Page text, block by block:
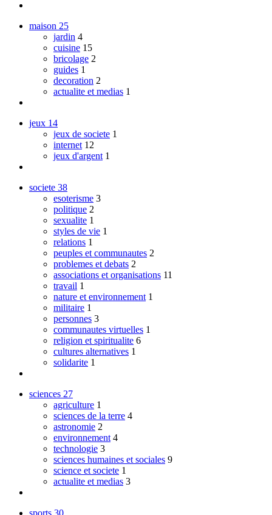
maison 25
jardin 4
cuisine 15
bricolage 2
guides 1
decoration 2
actualite et medias 1
jeux 14
jeux de societe 1
internet 12
jeux d'argent 1
societe 38
esoterisme 3
politique 2
sexualite 1
styles de vie 1
relations 1
peuples et communautes 2
problemes et debats 2
associations et organisations 11
travail 1
nature et environnement 1
militaire 1
personnes 3
communautes virtuelles 1
religion et spiritualite 6
cultures alternatives 1
solidarite 1
sciences 27
agriculture 1
sciences de la terre 4
astronomie 2
environnement 4
technologie 3
sciences humaines et sociales 9
science et societe 1
actualite et medias 3
sports 30